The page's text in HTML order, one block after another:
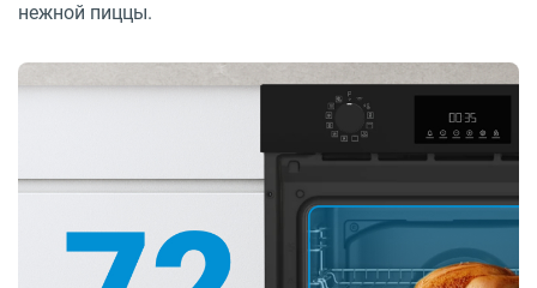
нежной пиццы.